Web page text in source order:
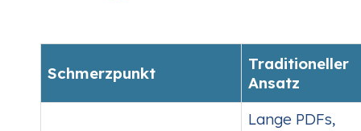
Schmerzpunkt
Traditioneller
Ansatz
Lange PDFs,